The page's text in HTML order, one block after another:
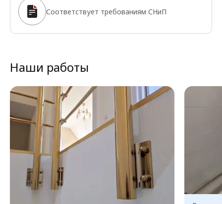
Соответствует требованиям СНиП
Наши работы